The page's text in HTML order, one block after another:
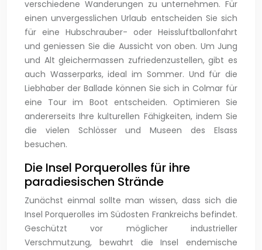
verschiedene Wanderungen zu unternehmen. Für
einen unvergesslichen Urlaub entscheiden Sie sich
für eine Hubschrauber- oder Heissluftballonfahrt
und geniessen Sie die Aussicht von oben. Um Jung
und Alt gleichermassen zufriedenzustellen, gibt es
auch Wasserparks, ideal im Sommer. Und für die
Liebhaber der Ballade können Sie sich in Colmar für
eine Tour im Boot entscheiden. Optimieren Sie
andererseits Ihre kulturellen Fähigkeiten, indem Sie
die vielen Schlösser und Museen des Elsass
besuchen.
Die Insel Porquerolles für ihre
paradiesischen Strände
Zunächst einmal sollte man wissen, dass sich die
Insel Porquerolles im Südosten Frankreichs befindet.
Geschützt vor möglicher industrieller
Verschmutzung, bewahrt die Insel endemische